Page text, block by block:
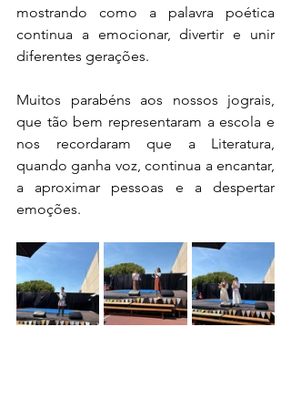
mostrando como a palavra poética
continua a emocionar, divertir e unir
diferentes gerações.
Muitos parabéns aos nossos jograis,
que tão bem representaram a escola e
nos recordaram que a Literatura,
quando ganha voz, continua a encantar,
a aproximar pessoas e a despertar
emoções.